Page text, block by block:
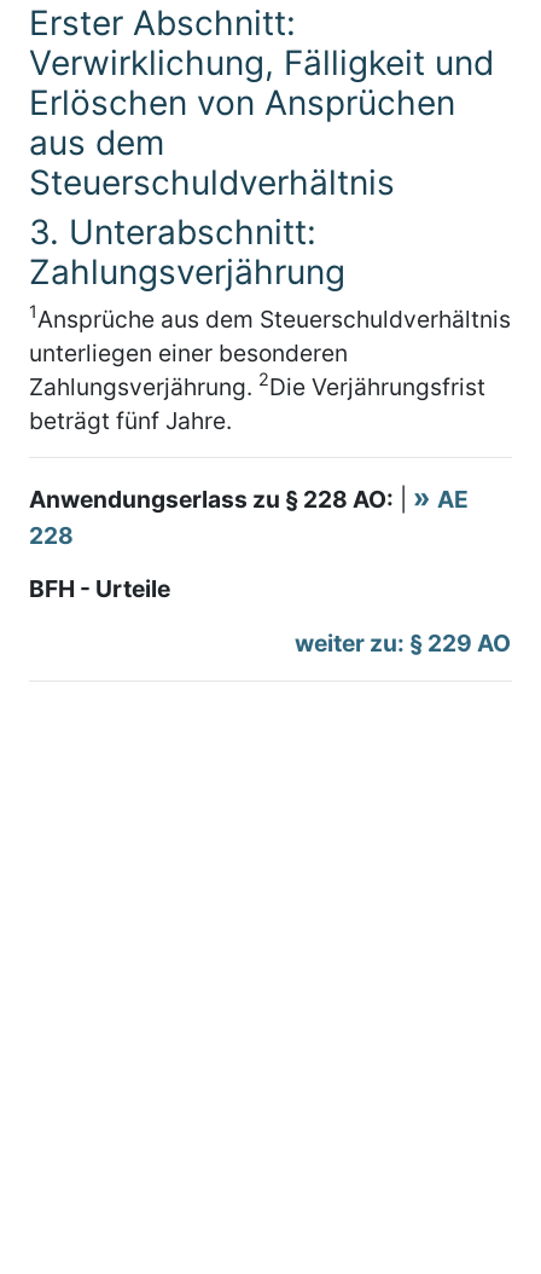
Erster Abschnitt:
Verwirklichung, Fälligkeit und
Erlöschen von Ansprüchen
aus dem
Steuerschuldverhältnis
3. Unterabschnitt:
Zahlungsverjährung
1Ansprüche aus dem Steuerschuldverhältnis
unterliegen einer besonderen
Zahlungsverjährung. 2Die Verjährungsfrist
beträgt fünf Jahre.
Anwendungserlass zu § 228 AO:
AE
228
BFH - Urteile
weiter zu: § 229 AO